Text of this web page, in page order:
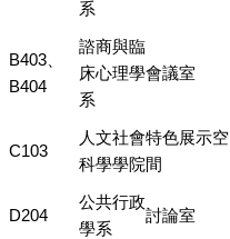
系
B403、
B404
諮商與臨
床心理學
系
會議室
C103
人文社會
科學學院
特色展示空
間
D204
公共行政
學系
討論室